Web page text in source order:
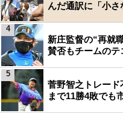
んだ通訳に「小さ
新庄監督の“再就
賛否もチームの
4
菅野智之トレー
まで11勝4敗でも
5